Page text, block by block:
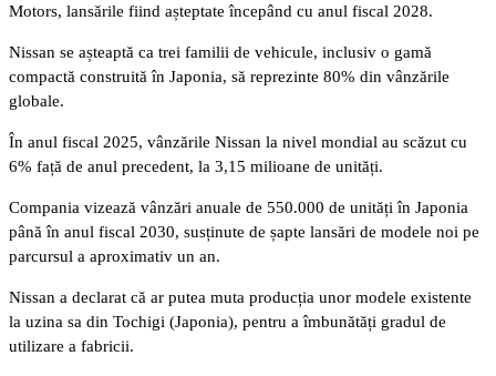
Motors, lansările fiind așteptate începând cu anul fiscal 2028.
Nissan se așteaptă ca trei familii de vehicule, inclusiv o gamă
compactă construită în Japonia, să reprezinte 80% din vânzările
globale.
În anul fiscal 2025, vânzările Nissan la nivel mondial au scăzut cu
6% față de anul precedent, la 3,15 milioane de unități.
Compania vizează vânzări anuale de 550.000 de unități în Japonia
până în anul fiscal 2030, susținute de șapte lansări de modele noi pe
parcursul a aproximativ un an.
Nissan a declarat că ar putea muta producția unor modele existente
la uzina sa din Tochigi (Japonia), pentru a îmbunătăți gradul de
utilizare a fabricii.